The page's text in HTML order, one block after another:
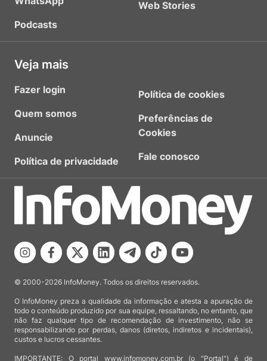
Podcasts
Web Stories
Veja mais
Fazer login
Quem somos
Anuncie
Política de privacidade
Política de cookies
Preferências de
Cookies
Fale conosco
© 2000-2026 InfoMoney. Todos os direitos reservados.
O InfoMoney preza a qualidade da informação e atesta a apuração de
todo o conteúdo produzido por sua equipe, ressaltando, no entanto, que
não faz qualquer tipo de recomendação de investimento, não se
responsabilizando por perdas, danos (diretos, indiretos e incidentais),
custos e lucros cessantes.
IMPORTANTE: O portal www.infomoney.com.br (o "Portal") é de